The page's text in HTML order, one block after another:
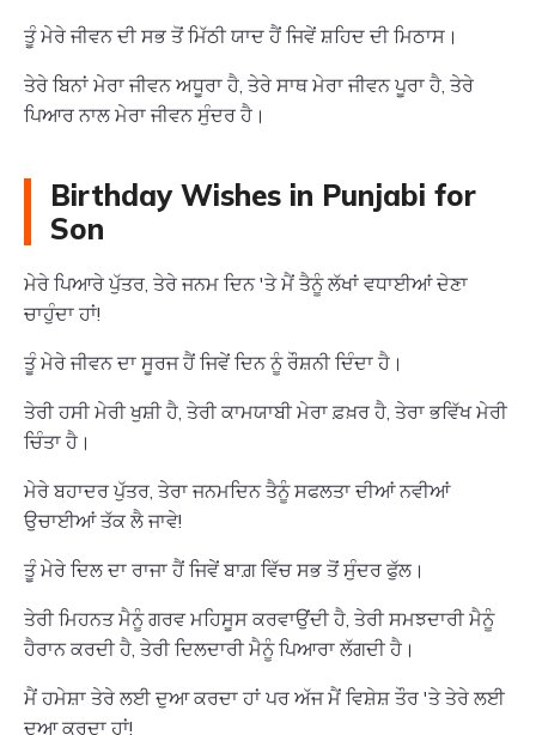
ਤੂੰ ਮੇਰੇ ਜੀਵਨ ਦੀ ਸਭ ਤੋਂ ਮਿੱਠੀ ਯਾਦ ਹੈਂ ਜਿਵੇਂ ਸ਼ਹਿਦ ਦੀ ਮਿਠਾਸ।
ਤੇਰੇ ਬਿਨਾਂ ਮੇਰਾ ਜੀਵਨ ਅਧੂਰਾ ਹੈ, ਤੇਰੇ ਸਾਥ ਮੇਰਾ ਜੀਵਨ ਪੂਰਾ ਹੈ, ਤੇਰੇ
ਪਿਆਰ ਨਾਲ ਮੇਰਾ ਜੀਵਨ ਸੁੰਦਰ ਹੈ।
Birthday Wishes in Punjabi for
Son
ਮੇਰੇ ਪਿਆਰੇ ਪੁੱਤਰ, ਤੇਰੇ ਜਨਮ ਦਿਨ 'ਤੇ ਮੈਂ ਤੈਨੂੰ ਲੱਖਾਂ ਵਧਾਈਆਂ ਦੇਣਾ
ਚਾਹੁੰਦਾ ਹਾਂ!
ਤੂੰ ਮੇਰੇ ਜੀਵਨ ਦਾ ਸੂਰਜ ਹੈਂ ਜਿਵੇਂ ਦਿਨ ਨੂੰ ਰੌਸ਼ਨੀ ਦਿੰਦਾ ਹੈ।
ਤੇਰੀ ਹਸੀ ਮੇਰੀ ਖੁਸ਼ੀ ਹੈ, ਤੇਰੀ ਕਾਮਯਾਬੀ ਮੇਰਾ ਫ਼ਖ਼ਰ ਹੈ, ਤੇਰਾ ਭਵਿੱਖ ਮੇਰੀ
ਚਿੰਤਾ ਹੈ।
ਮੇਰੇ ਬਹਾਦਰ ਪੁੱਤਰ, ਤੇਰਾ ਜਨਮਦਿਨ ਤੈਨੂੰ ਸਫਲਤਾ ਦੀਆਂ ਨਵੀਆਂ
ਉਚਾਈਆਂ ਤੱਕ ਲੈ ਜਾਵੇ!
ਤੂੰ ਮੇਰੇ ਦਿਲ ਦਾ ਰਾਜਾ ਹੈਂ ਜਿਵੇਂ ਬਾਗ਼ ਵਿੱਚ ਸਭ ਤੋਂ ਸੁੰਦਰ ਫੁੱਲ।
ਤੇਰੀ ਮਿਹਨਤ ਮੈਨੂੰ ਗਰਵ ਮਹਿਸੂਸ ਕਰਵਾਉਂਦੀ ਹੈ, ਤੇਰੀ ਸਮਝਦਾਰੀ ਮੈਨੂੰ
ਹੈਰਾਨ ਕਰਦੀ ਹੈ, ਤੇਰੀ ਦਿਲਦਾਰੀ ਮੈਨੂੰ ਪਿਆਰਾ ਲੱਗਦੀ ਹੈ।
ਮੈਂ ਹਮੇਸ਼ਾ ਤੇਰੇ ਲਈ ਦੁਆ ਕਰਦਾ ਹਾਂ ਪਰ ਅੱਜ ਮੈਂ ਵਿਸ਼ੇਸ਼ ਤੌਰ 'ਤੇ ਤੇਰੇ ਲਈ
ਦੁਆ ਕਰਦਾ ਹਾਂ!